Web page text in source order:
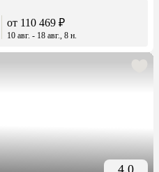
от 110 469 ₽
10 авг. - 18 авг., 8 н.
4.0